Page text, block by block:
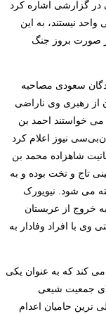
در گزارشی اشاره کرد
نیستند، به این
صورت بروز جنگ
سعودی مصاحبه
نفر از ۱۱ برادر سلمان از رهبری وی ناراضی
خواستند احمد بن
نیوز اعلام کرد
شاهزاده محمد بن
تاج و تخت بوده و به
می شود. نیویورک
مجاز به خروج از عربستان
با افراد وفادار به
کند که به عنوان یکی
جمعیت شیعی
ترین حامیان اعدام